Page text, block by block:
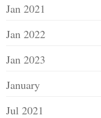
Jan 2021
Jan 2022
Jan 2023
January
Jul 2021